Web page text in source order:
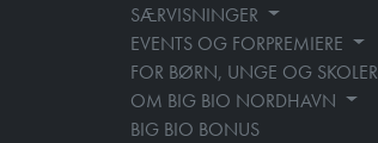
SÆRVISNINGER
EVENTS OG FORPREMIERE
FOR BØRN, UNGE OG SKOLER
OM BIG BIO NORDHAVN
BIG BIO BONUS